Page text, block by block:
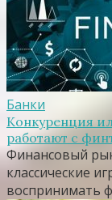
Банки
Конкуренция
работают с
Финансовый
классические
воспринимать